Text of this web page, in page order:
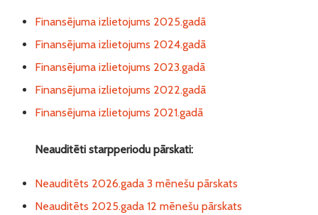
Finansējuma izlietojums 2025.gadā
Finansējuma izlietojums 2024.gadā
Finansējuma izlietojums 2023.gadā
Finansējuma izlietojums 2022.gadā
Finansējuma izlietojums 2021.gadā
Neauditēti starpperiodu pārskati:
Neauditēts 2026.gada 3 mēnešu pārskats
Neauditēts 2025.gada 12 mēnešu pārskats